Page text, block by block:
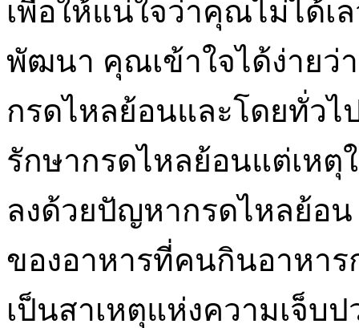
เพื่อให้แน่ใจว่าคุณไม่ได้เ
พัฒนา คุณเข้าใจได้ง่ายว่
กรดไหลย้อนและโดยทั่วไ
รักษากรดไหลย้อนแต่เหตุ
ลงด้วยปัญหากรดไหลย้อ
ของอาหารที่คนกินอาหาร
เป็นสาเหตุแห่งความเจ็บ